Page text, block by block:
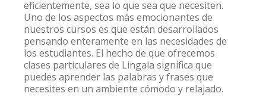
eficientemente, sea lo que sea que necesiten.
Uno de los aspectos más emocionantes de
nuestros cursos es que están desarrollados
pensando enteramente en las necesidades de
los estudiantes. El hecho de que ofrecemos
clases particulares de Lingala significa que
puedes aprender las palabras y frases que
necesites en un ambiente cómodo y relajado.